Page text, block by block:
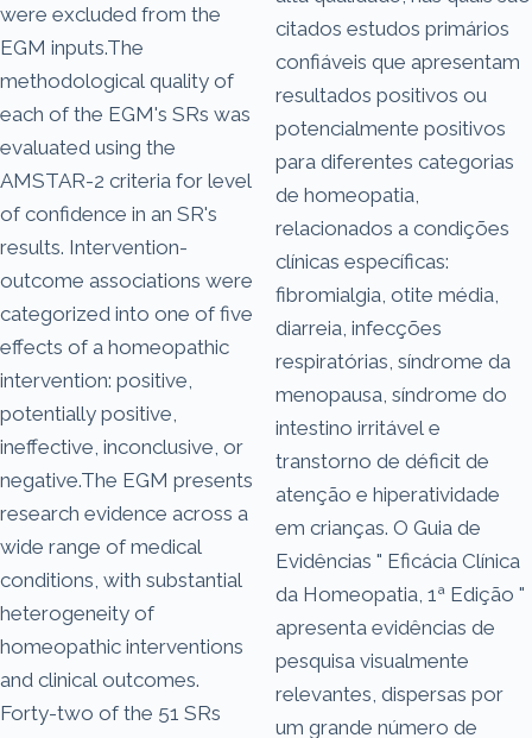
were excluded from the
EGM inputs.The
methodological quality of
each of the EGM's SRs was
evaluated using the
AMSTAR-2 criteria for level
of confidence in an SR's
results. Intervention-
outcome associations were
categorized into one of five
effects of a homeopathic
intervention: positive,
potentially positive,
ineffective, inconclusive, or
negative.The EGM presents
research evidence across a
wide range of medical
conditions, with substantial
heterogeneity of
homeopathic interventions
and clinical outcomes.
Forty-two of the 51 SRs
citados estudos primários
confiáveis ​​que apresentam
resultados positivos ou
potencialmente positivos
para diferentes categorias
de homeopatia,
relacionados a condições
clínicas específicas:
fibromialgia, otite média,
diarreia, infecções
respiratórias, síndrome da
menopausa, síndrome do
intestino irritável e
transtorno de déficit de
atenção e hiperatividade
em crianças. O Guia de
Evidências " Eficácia Clínica
da Homeopatia, 1ª Edição "
apresenta evidências de
pesquisa visualmente
relevantes, dispersas por
um grande número de